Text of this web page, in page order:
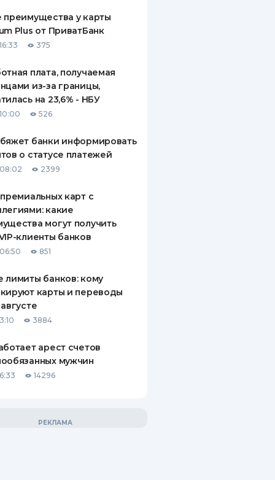
преимущества у карты
Plus от ПриватБанк
375
плата, получаемая
из-за границы,
на 23,6% - НБУ
526
банки информировать
о статусе платежей
2399
карт с
какие
могут получить
клиенты банков
851
лимиты банков: кому
карты и переводы
3884
арест счетов
мужчин
14296